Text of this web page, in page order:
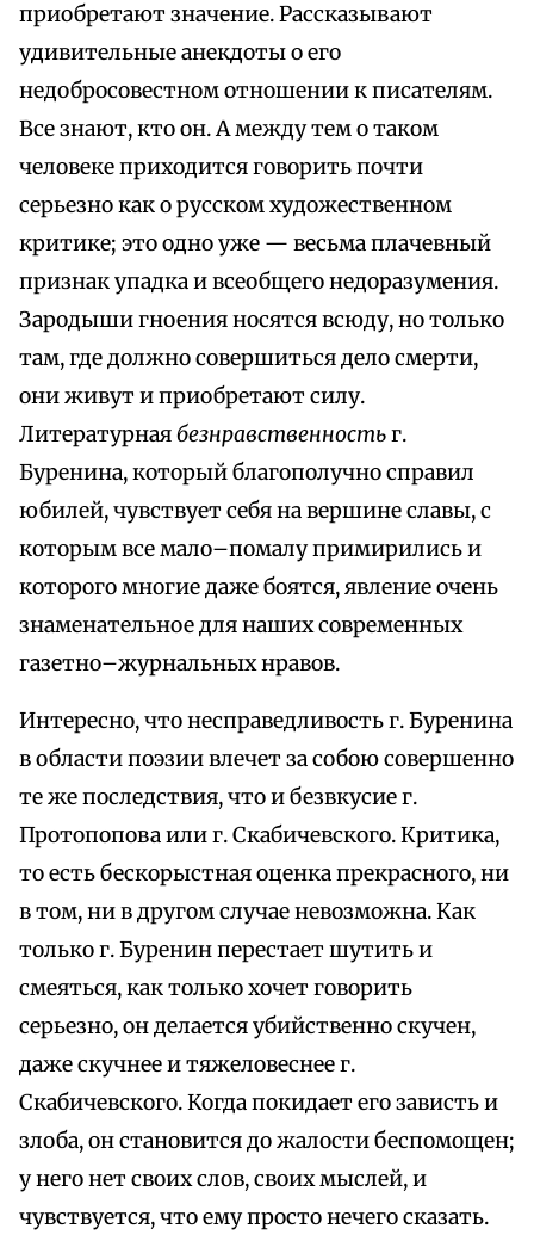
приобретают значение. Рассказывают
удивительные анекдоты о его
недобросовестном отношении к писателям.
Все знают, кто он. А между тем о таком
человеке приходится говорить почти
серьезно как о русском художественном
критике; это одно уже — весьма плачевный
признак упадка и всеобщего недоразумения.
Зародыши гноения носятся всюду, но только
там, где должно совершиться дело смерти,
они живут и приобретают силу.
Литературнаябезнравственностьг.
Буренина, который благополучно справил
юбилей, чувствует себя на вершине славы, с
которым все мало–помалу примирились и
которого многие даже боятся, явление очень
знаменательное для наших современных
газетно–журнальных нравов.
Интересно, что несправедливость г. Буренина
в области поэзии влечет за собою совершенно
те же последствия, что и безвкусие г.
Протопопова или г. Скабичевского. Критика,
то есть бескорыстная оценка прекрасного, ни
в том, ни в другом случае невозможна. Как
только г. Буренин перестает шутить и
смеяться, как только хочет говорить
серьезно, он делается убийственно скучен,
даже скучнее и тяжеловеснее г.
Скабичевского. Когда покидает его зависть и
злоба, он становится до жалости беспомощен;
у него нет своих слов, своих мыслей, и
чувствуется, что ему просто нечего сказать.